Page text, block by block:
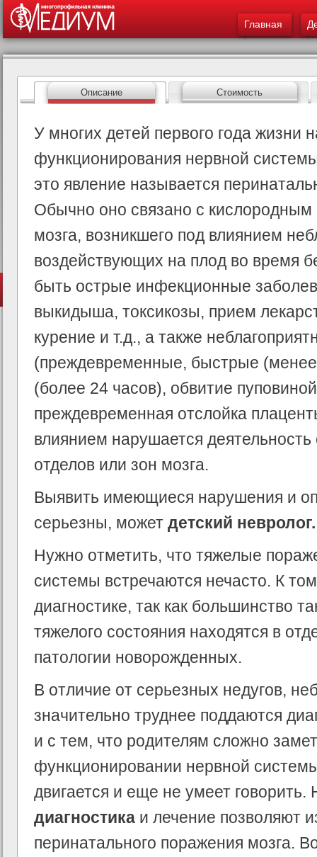
Главная
Описание Стоимость
У многих детей первого года жизни
функционирования нервной
это явление называется
Обычно оно связано с кислородным
мозга, возникшего под влиянием
воздействующих на плод во время
быть острые инфекционные
выкидыша, токсикозы, прием
курение и т.д., а также
(преждевременные, быстрые
(более 24 часов), обвитие
преждевременная отслойка
влиянием нарушается
отделов или зон мозга.
Выявить имеющиеся нарушения и
серьезны, может детский невролог.
Нужно отметить, что тяжелые
системы встречаются нечасто. К
диагностике, так как большинство
тяжелого состояния находятся в
патологии новорожденных.
В отличие от серьезных недугов,
значительно труднее поддаются
и с тем, что родителям сложно
функционировании нервной
двигается и еще не умеет
диагностикаи лечение позволяют
перинатального поражения мозга.